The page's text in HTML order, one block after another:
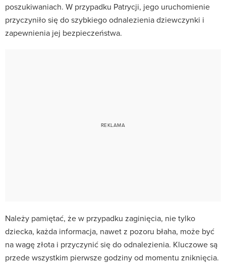
poszukiwaniach. W przypadku Patrycji, jego uruchomienie
przyczyniło się do szybkiego odnalezienia dziewczynki i
zapewnienia jej bezpieczeństwa.
Należy pamiętać, że w przypadku zaginięcia, nie tylko
dziecka, każda informacja, nawet z pozoru błaha, może być
na wagę złota i przyczynić się do odnalezienia. Kluczowe są
przede wszystkim pierwsze godziny od momentu zniknięcia.